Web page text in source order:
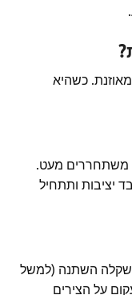
כשהיא
משתחררים מעט.
יציבות ותתחיל
השתנה (למשל
על הצירים